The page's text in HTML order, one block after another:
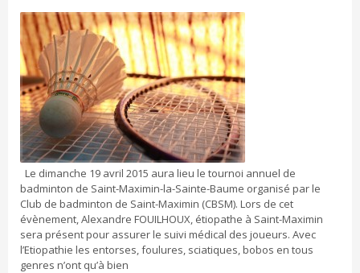
Le dimanche 19 avril 2015 aura lieu le tournoi annuel de
badminton de Saint-Maximin-la-Sainte-Baume organisé par le
Club de badminton de Saint-Maximin (CBSM). Lors de cet
évènement, Alexandre FOUILHOUX, étiopathe à Saint-Maximin
sera présent pour assurer le suivi médical des joueurs. Avec
l’Etiopathie les entorses, foulures, sciatiques, bobos en tous
genres n’ont qu’à bien